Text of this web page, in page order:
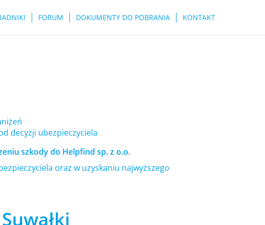
FORUM DOKUMENTY DO POBRANIA KONTAKT
decyzji ubezpieczyciela
szkody do Helpfind sp. z o.o.
oraz w uzyskaniu najwyższego